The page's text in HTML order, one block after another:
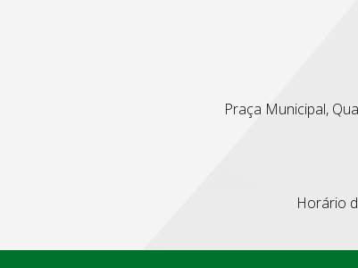
Praça Municipal,
Horário